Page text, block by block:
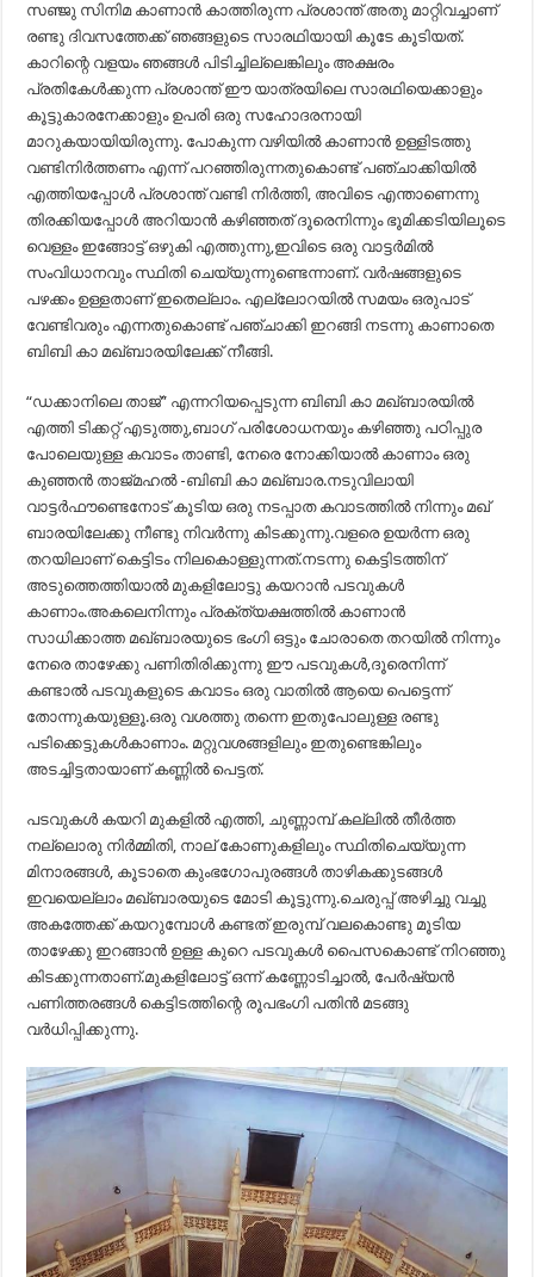
സഞ്ജു സിനിമ കാണാൻ കാത്തിരുന്ന പ്രശാന്ത് അതു മാറ്റിവച്ചാണ്
രണ്ടു ദിവസത്തേക്ക് ഞങ്ങളുടെ സാരഥിയായി കൂടേ കൂടിയത്.
കാറിന്റെ വളയം ഞങ്ങൾ പിടിച്ചില്ലെങ്കിലും അക്ഷരം
പ്രതികേൾക്കുന്ന പ്രശാന്ത് ഈ യാത്രയിലെ സാരഥിയെക്കാളും
കൂട്ടുകാരനേക്കാളും ഉപരി ഒരു സഹോദരനായി
മാറുകയായിയിരുന്നു. പോകുന്ന വഴിയിൽ കാണാൻ ഉള്ളിടത്തു
വണ്ടിനിർത്തണം എന്ന് പറഞ്ഞിരുന്നതുകൊണ്ട് പഞ്ചാക്കിയിൽ
എത്തിയപ്പോൾ പ്രശാന്ത് വണ്ടി നിർത്തി, അവിടെ എന്താണെന്നു
തിരക്കിയപ്പോൾ അറിയാൻ കഴിഞ്ഞത് ദൂരെനിന്നും ഭൂമിക്കടിയിലൂടെ
വെള്ളം ഇങ്ങോട്ട് ഒഴുകി എത്തുന്നു,ഇവിടെ ഒരു വാട്ടർമിൽ
സംവിധാനവും സ്ഥിതി ചെയ്യുന്നുണ്ടെന്നാണ്. വർഷങ്ങളുടെ
പഴക്കം ഉള്ളതാണ് ഇതെല്ലാം. എല്ലോറയിൽ സമയം ഒരുപാട്
വേണ്ടിവരും എന്നതുകൊണ്ട് പഞ്ചാക്കി ഇറങ്ങി നടന്നു കാണാതെ
ബിബി കാ മഖ്ബാരയിലേക്ക് നീങ്ങി.
“ഡക്കാനിലെ താജ്” എന്നറിയപ്പെടുന്ന ബിബി കാ മഖ്ബാരയിൽ
എത്തി ടിക്കറ്റ് എടുത്തു,ബാഗ് പരിശോധനയും കഴിഞ്ഞു പഠിപ്പുര
പോലെയുള്ള കവാടം താണ്ടി, നേരെ നോക്കിയാൽ കാണാം ഒരു
കുഞ്ഞൻ താജ്മഹൽ -ബിബി കാ മഖ്ബാര.നടുവിലായി
വാട്ടർഫൗണ്ടെനോട് കൂടിയ ഒരു നടപ്പാത കവാടത്തിൽ നിന്നും മഖ്
ബാരയിലേക്കു നീണ്ടു നിവർന്നു കിടക്കുന്നു.വളരെ ഉയർന്ന ഒരു
തറയിലാണ് കെട്ടിടം നിലകൊള്ളുന്നത്.നടന്നു കെട്ടിടത്തിന്
അടുത്തെത്തിയാൽ മുകളിലോട്ടു കയറാൻ പടവുകൾ
കാണാം.അകലെനിന്നും പ്രക്ത്യക്ഷത്തിൽ കാണാൻ
സാധിക്കാത്ത മഖ്ബാരയുടെ ഭംഗി ഒട്ടും ചോരാതെ തറയിൽ നിന്നും
നേരെ താഴേക്കു പണിതിരിക്കുന്നു ഈ പടവുകൾ,ദൂരെനിന്ന്
കണ്ടാൽ പടവുകളുടെ കവാടം ഒരു വാതിൽ ആയെ പെട്ടെന്ന്
തോന്നുകയുള്ളൂ.ഒരു വശത്തു തന്നെ ഇതുപോലുള്ള രണ്ടു
പടിക്കെട്ടുകൾകാണാം. മറ്റുവശങ്ങളിലും ഇതുണ്ടെങ്കിലും
അടച്ചിട്ടതായാണ് കണ്ണിൽ പെട്ടത്.
പടവുകൾ കയറി മുകളിൽ എത്തി, ചുണ്ണാമ്പ് കല്ലിൽ തീർത്ത
നല്ലൊരു നിർമ്മിതി, നാല് കോണുകളിലും സ്ഥിതിചെയ്യുന്ന
മിനാരങ്ങൾ, കൂടാതെ കുംഭഗോപുരങ്ങൾ താഴികക്കുടങ്ങൾ
ഇവയെല്ലാം മഖ്ബാരയുടെ മോടി കൂട്ടുന്നു.ചെരുപ്പ് അഴിച്ചു വച്ചു
അകത്തേക്ക് കയറുമ്പോൾ കണ്ടത് ഇരുമ്പ് വലകൊണ്ടു മൂടിയ
താഴേക്കു ഇറങ്ങാൻ ഉള്ള കുറെ പടവുകൾ പൈസകൊണ്ട് നിറഞ്ഞു
കിടക്കുന്നതാണ്.മുകളിലോട്ട് ഒന്ന് കണ്ണോടിച്ചാൽ, പേർഷ്യൻ
പണിത്തരങ്ങൾ കെട്ടിടത്തിന്റെ രൂപഭംഗി പതിൻ മടങ്ങു
വർധിപ്പിക്കുന്നു.